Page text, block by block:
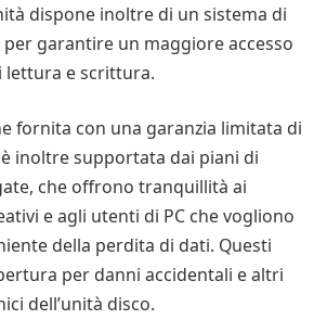
dispone inoltre di un sistema di
per garantire un maggiore accesso
lettura e scrittura.
fornita con una garanzia limitata di
è inoltre supportata dai piani di
che offrono tranquillità ai
e agli utenti di PC che vogliono
della perdita di dati. Questi
per danni accidentali e altri
dell’unità disco.